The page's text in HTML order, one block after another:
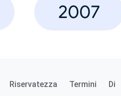
2007
Riservatezza Termini Di